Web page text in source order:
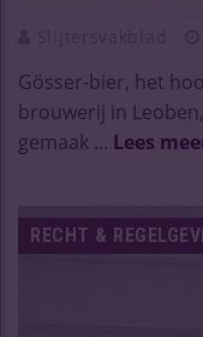
Gösser-bier, het
brouwerij in
gemaak ... Lees
RECHT &